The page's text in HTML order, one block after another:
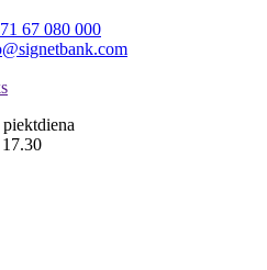
67 080 000